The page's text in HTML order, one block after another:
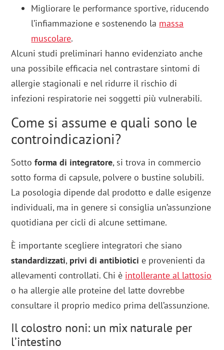
Migliorare le performance sportive, riducendo
l’infiammazione e sostenendo la massa
muscolare.
Alcuni studi preliminari hanno evidenziato anche
una possibile efficacia nel contrastare sintomi di
allergie stagionali e nel ridurre il rischio di
infezioni respiratorie nei soggetti più vulnerabili.
Come si assume e quali sono le
controindicazioni?
Sottoforma di integratore, si trova in commercio
sotto forma di capsule, polvere o bustine solubili.
La posologia dipende dal prodotto e dalle esigenze
individuali, ma in genere si consiglia un’assunzione
quotidiana per cicli di alcune settimane.
È importante scegliere integratori che siano
standardizzati, privi di antibiotici e provenienti da
allevamenti controllati. Chi è intollerante al lattosio
o ha allergie alle proteine del latte dovrebbe
consultare il proprio medico prima dell’assunzione.
Il colostro noni: un mix naturale per
l’intestino